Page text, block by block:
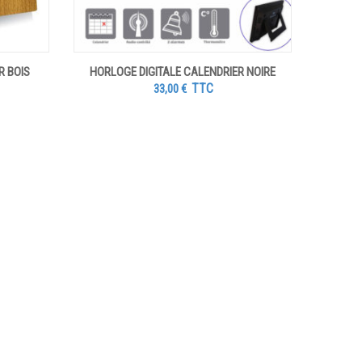
BOIS
HORLOGE DIGITALE CALENDRIER NOIRE
33,00€ TTC